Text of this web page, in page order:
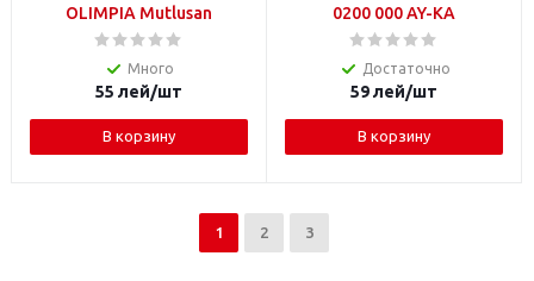
OLIMPIA Mutlusan
Много
55 лей/шт
В корзину
0200 000 AY-KA
Достаточно
59лей/шт
В корзину
1 2 3